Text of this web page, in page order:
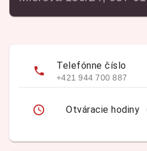
Telefónne číslo
+421 944 700 887
Otváracie hodiny